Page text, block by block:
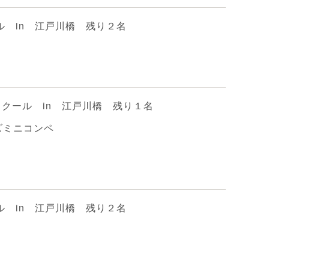
in 江戸川橋 残り２名
クール in 江戸川橋 残り１名
ニコンペ
in 江戸川橋 残り２名